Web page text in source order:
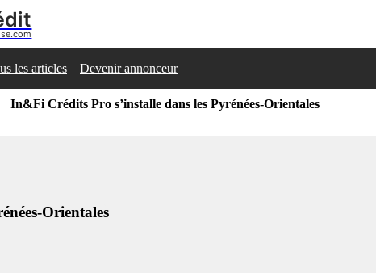
les articles Devenir annonceur
In&Fi Crédits Pro s’installe dans les Pyrénées-Orientales
Orientales